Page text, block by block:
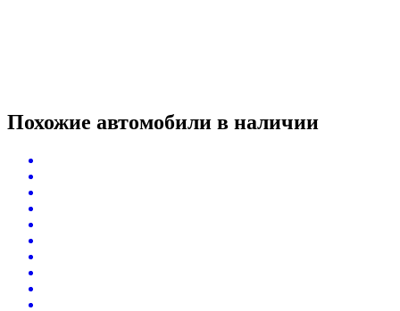
Похожие автомобили в наличии